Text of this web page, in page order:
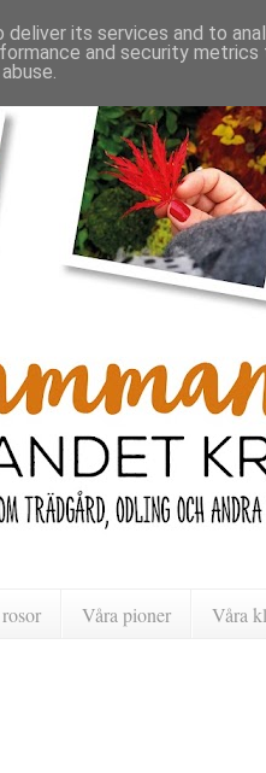
Våra pioner Våra
its services and to
and security